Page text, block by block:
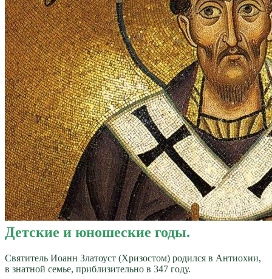
Детские и юношеские годы.
Святитель Иоанн Златоуст (Хризостом) родился в Антиохии,
в знатной семье, приблизительно в 347 году.